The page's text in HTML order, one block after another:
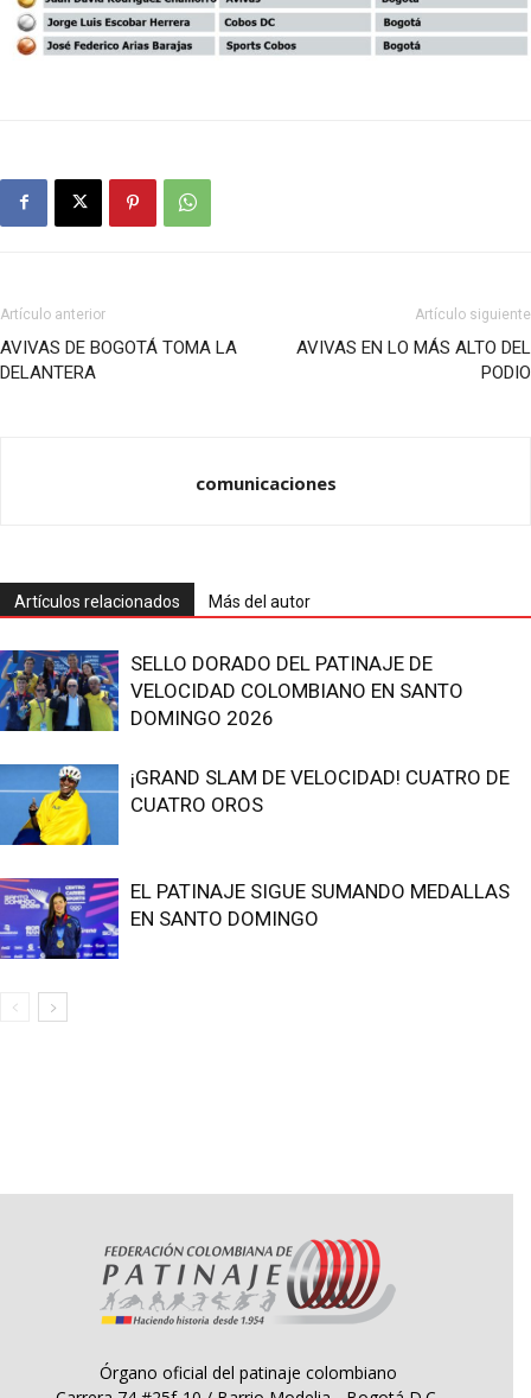
Artículo anterior
AVIVAS DE BOGOTÁ TOMA LA
DELANTERA
Artículo siguiente
AVIVAS EN LO MÁS ALTO DEL
PODIO
comunicaciones
Artículos relacionados Más del autor
SELLO DORADO DEL PATINAJE DE
VELOCIDAD COLOMBIANO EN SANTO
DOMINGO 2026
¡GRAND SLAM DE VELOCIDAD! CUATRO DE
CUATRO OROS
EL PATINAJE SIGUE SUMANDO MEDALLAS
EN SANTO DOMINGO
Órgano oficial del patinaje colombiano